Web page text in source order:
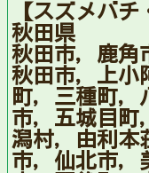
【スズメバチ
秋田県
秋田市，鹿角
秋田市，上小
町，三種町，
市，五城目町
潟村，由利本
市，仙北市，